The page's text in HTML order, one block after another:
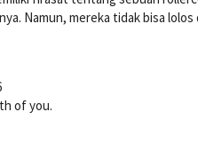
Namun, mereka tidak bisa
of you.